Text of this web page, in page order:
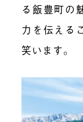
る飯豊町の
力を伝える
笑います。